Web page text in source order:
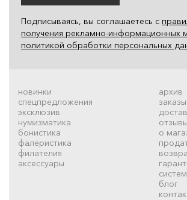
Подписываясь, вы соглашаетесь с
получения рекламно-информационных
политикой обработки персональных
новинки
спецпредложения
эксклюзив
нумизматика
бонистика
фалеристика
филателия
аксессуары
архив
заказы
отзывы
о
блог